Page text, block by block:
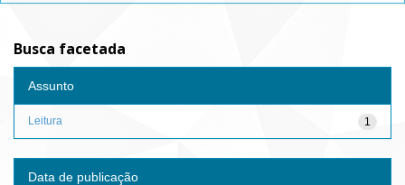
Busca facetada
Assunto
1
Leitura
Data de publicação